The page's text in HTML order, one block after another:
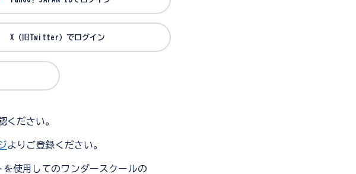
X（旧Twitter）でログイン
ください。
よりご登録ください。
使用してのワンダースクールの